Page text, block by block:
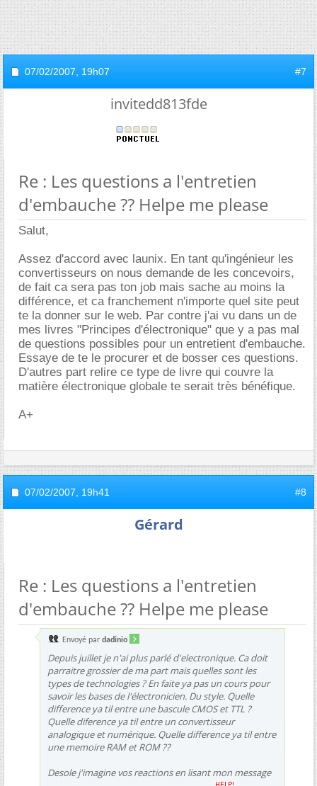
07/02/2007, 19h07 #7
invitedd813fde
Re : Les questions a l'entretien
d'embauche ?? Helpe me please
Salut,
Assez d'accord avec launix. En tant qu'ingénieur les
convertisseurs on nous demande de les concevoirs,
de fait ca sera pas ton job mais sache au moins la
différence, et ca franchement n'importe quel site peut
te la donner sur le web. Par contre j'ai vu dans un de
mes livres "Principes d'électronique" que y a pas mal
de questions possibles pour un entretient d'embauche.
Essaye de te le procurer et de bosser ces questions.
D'autres part relire ce type de livre qui couvre la
matière électronique globale te serait très bénéfique.
A+
07/02/2007, 19h41 #8
Gérard
Re : Les questions a l'entretien
d'embauche ?? Helpe me please
Envoyé par dadinio
Depuis juillet je n'ai plus parlé d'electronique. Ca doit
parraitre grossier de ma part mais quelles sont les
types de technologies ? En faite ya pas un cours pour
savoir les bases de l'électronicien. Du style. Quelle
difference ya til entre une bascule CMOS et TTL ?
Quelle diference ya til entre un convertisseur
analogique et numérique. Quelle difference ya til entre
une memoire RAM et ROM ??
Desole j'imagine vos reactions en lisant mon message